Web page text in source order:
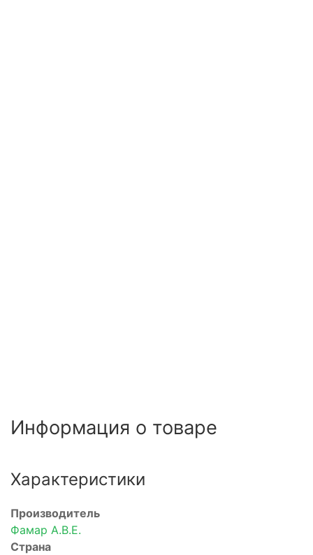
Информация о товаре
Характеристики
Производитель
Фамар А.В.Е.
Страна